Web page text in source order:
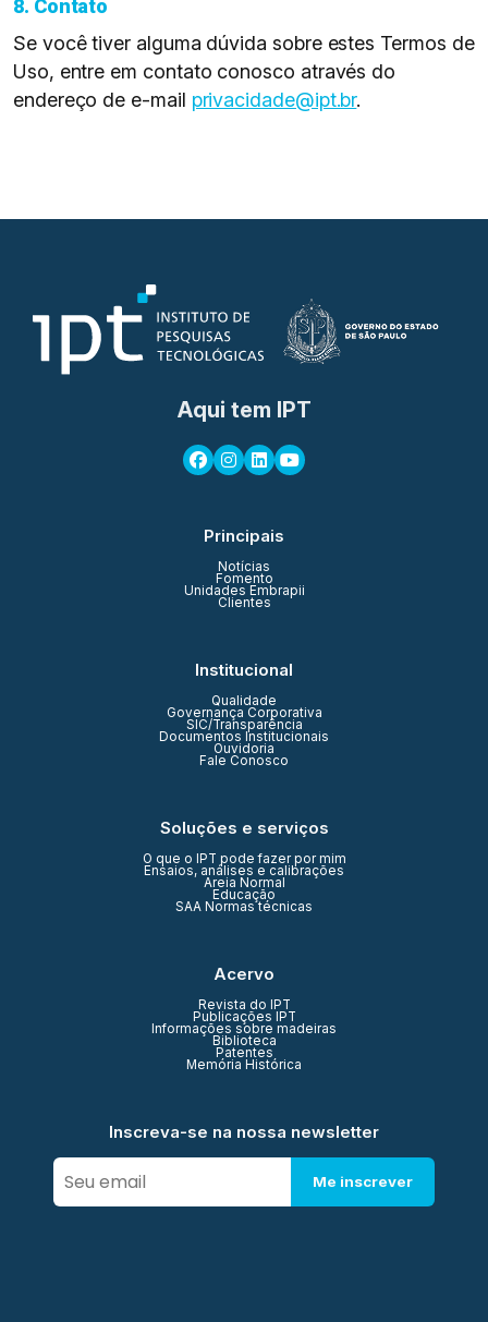
8. Contato
Se você tiver alguma dúvida sobre estes Termos de
Uso, entre em contato conosco através do
endereço de e-mail privacidade@ipt.br.
Aqui tem IPT
Principais
Notícias
Fomento
Unidades Embrapii
Clientes
Institucional
Qualidade
Governança Corporativa
SIC/Transparência
Documentos Institucionais
Ouvidoria
Fale Conosco
Soluções e serviços
O que o IPT pode fazer por mim
Ensaios, análises e calibrações
Areia Normal
Educação
SAA Normas técnicas
Acervo
Revista do IPT
Publicações IPT
Informações sobre madeiras
Biblioteca
Patentes
Memória Histórica
Inscreva-se na nossa newsletter
Me inscrever